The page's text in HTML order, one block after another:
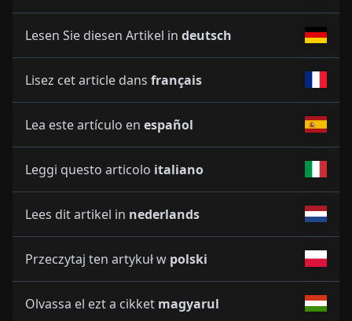
Lesen Sie diesen Artikel in deutsch
Lisez cet article dans français
Lea este artículo en español
Leggi questo articolo italiano
Lees dit artikel in nederlands
Przeczytaj ten artykuł w polski
Olvassa el ezt a cikket magyarul